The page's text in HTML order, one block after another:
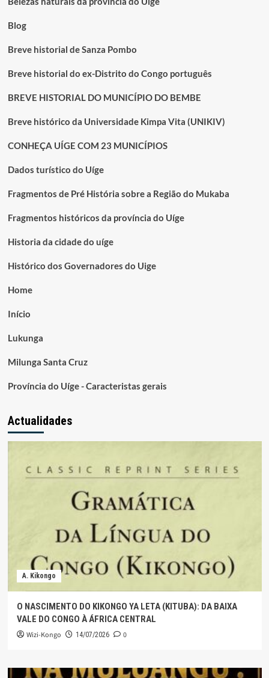
Blog
Breve historial de Sanza Pombo
Breve historial do ex-Distrito do Congo português
BREVE HISTORIAL DO MUNICÍPIO DO BEMBE
Breve histórico da Universidade Kimpa Vita (UNIKIV)
CONHEÇA UÍGE COM 23 MUNICÍPIOS
Dados turístico do Uíge
Fragmentos de Pré História sobre a Região do Mukaba
Fragmentos históricos da província do Uíge
Historia da cidade do uíge
Histórico dos Governadores do Uige
Home
Início
Lukunga
Milunga Santa Cruz
Província do Uíge - Caracteristas gerais
Actualidades
A. Kikongo
O NASCIMENTO DO KIKONGO YA LETA (KITUBA): DA BAIXA
VALE DO CONGO À ÁFRICA CENTRAL
Wizi-Kongo 14/07/2026 0